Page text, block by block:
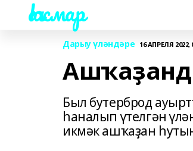
Һаҡмар
Дарыу үләндәре 16 АПРЕЛЯ 2022,
Был бутерброд
һаналып үтелгән
икмәк ашҡаҙан